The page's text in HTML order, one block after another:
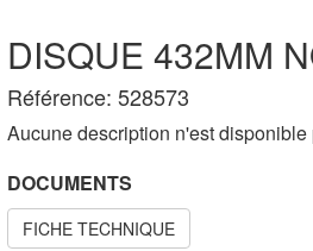
DISQUE 432MM
Référence: 528573
Aucune description n'est disponible
DOCUMENTS
FICHE TECHNIQUE